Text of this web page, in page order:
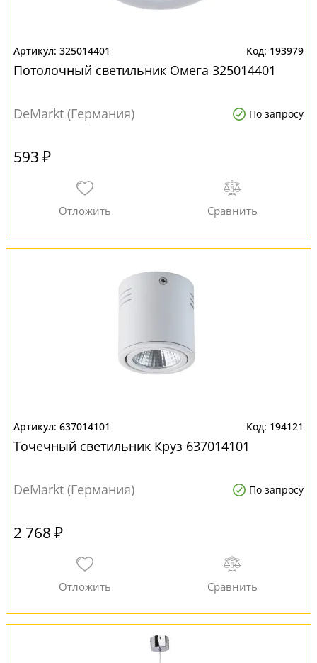
325014401 193979
Потолочный светильник Омега 325014401
DeMarkt (Германия) По запросу
593 ₽
637014101 194121
Точечный светильник Круз 637014101
DeMarkt (Германия) По запросу
2 768 ₽